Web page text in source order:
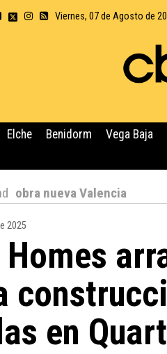
Viernes, 07 de Agosto de
Elche Benidorm Vega Baja
obra nueva Valencia
2025
Homes
en